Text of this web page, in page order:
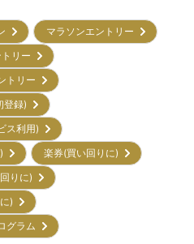
マラソンエントリー
トリー
トリー
登録)
ス利用)
)
楽券(買い回りに)
回りに)
に)
グラム